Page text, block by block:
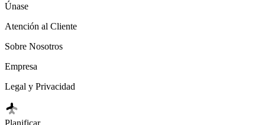
Únase
Atención al Cliente
Sobre Nosotros
Empresa
Legal y Privacidad
Planificar